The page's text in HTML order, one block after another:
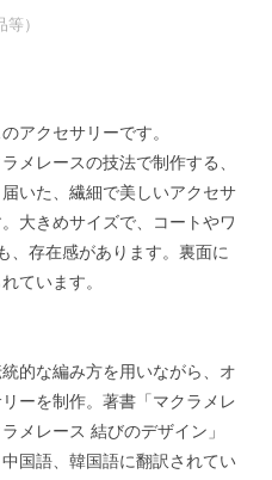
）
アクセサリーです。
メレースの技法で制作する、
いた、繊細で美しいアクセサ
大きめサイズで、コートやワ
、存在感があります。裏面に
ています。
的な編み方を用いながら、オ
ーを制作。著書「マクラメレ
メレース 結びのデザイン」
国語、韓国語に翻訳されてい